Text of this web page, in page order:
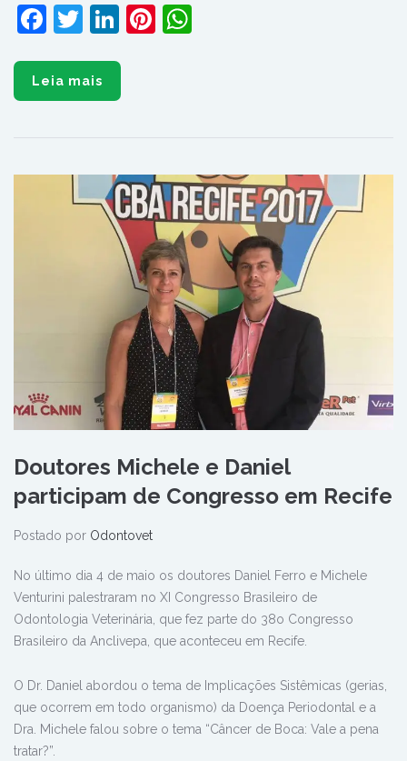
Facebook
Twitter
LinkedIn
Pinterest
Leia mais
Doutores Michele e Daniel
participam de Congresso em Recife
Postado por Odontovet
No último dia 4 de maio os doutores Daniel Ferro e Michele
Venturini palestraram no XI Congresso Brasileiro de
Odontologia Veterinária, que fez parte do 38o Congresso
Brasileiro da Anclivepa, que aconteceu em Recife.
O Dr. Daniel abordou o tema de Implicações Sistêmicas (gerias,
que ocorrem em todo organismo) da Doença Periodontal e a
Dra. Michele falou sobre o tema “Câncer de Boca: Vale a pena
tratar?”.